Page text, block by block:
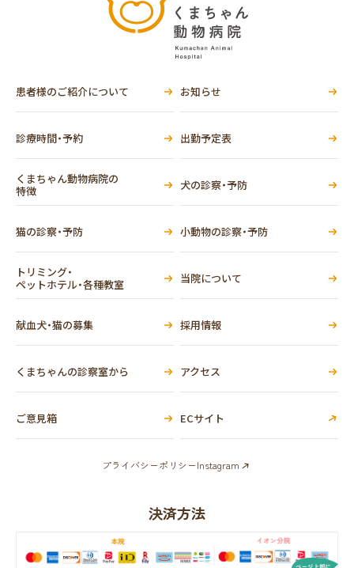
患者様のご紹介について お知らせ
診療時間・予約 出勤予定表
くまちゃん動物病院の
特徴
犬の診察・予防
猫の診察・予防 小動物の診察・予防
トリミング・
ペットホテル・各種教室
当院について
献血犬・猫の募集 採用情報
くまちゃんの診察室から アクセス
ご意見箱 ECサイト
プライバシーポリシーInstagram
決済方法